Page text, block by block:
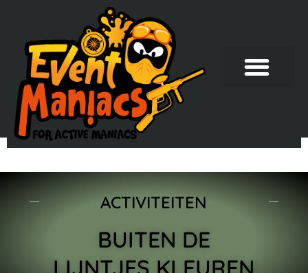
ACTIVITEITEN
BUITEN DE
LIJNTJES KLEUREN